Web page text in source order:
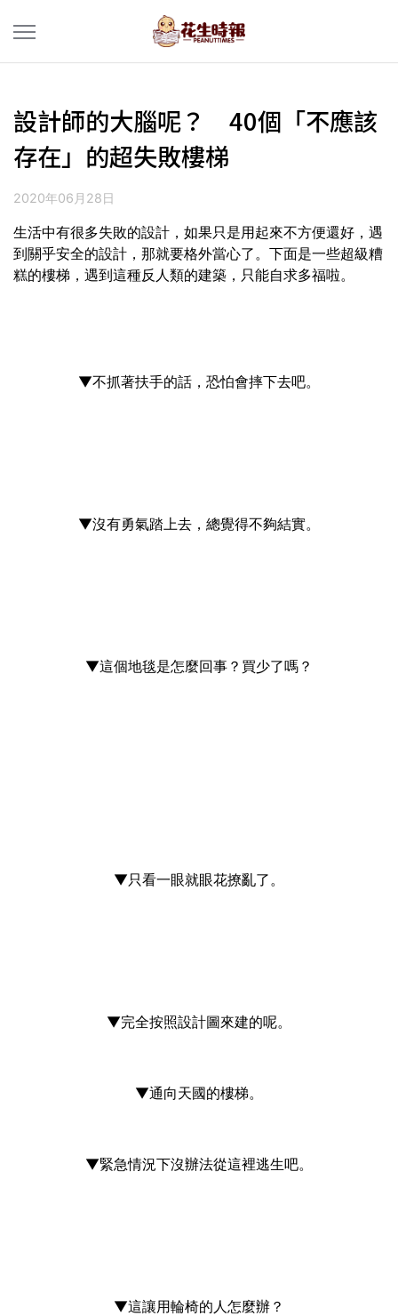
設計師的大腦呢？ 40個「不應該
存在」的超失敗樓梯
2020年06月28日
生活中有很多失敗的設計，如果只是用起來不方便還好，遇
到關乎安全的設計，那就要格外當心了。下面是一些超級糟
糕的樓梯，遇到這種反人類的建築，只能自求多福啦。
▼不抓著扶手的話，恐怕會摔下去吧。
▼沒有勇氣踏上去，總覺得不夠結實。
▼這個地毯是怎麼回事？買少了嗎？
▼只看一眼就眼花撩亂了。
▼完全按照設計圖來建的呢。
▼通向天國的樓梯。
▼緊急情況下沒辦法從這裡逃生吧。
▼這讓用輪椅的人怎麼辦？